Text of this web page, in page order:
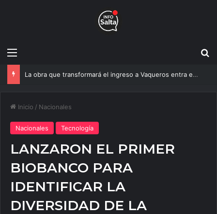
Menú
Un estudio de la UNSa busca revolucionar las casas de adobe y hacerlas más seguras
Inicio / Nacionales
Nacionales Tecnología
LANZARON EL PRIMER
BIOBANCO PARA
IDENTIFICAR LA
DIVERSIDAD DE LA